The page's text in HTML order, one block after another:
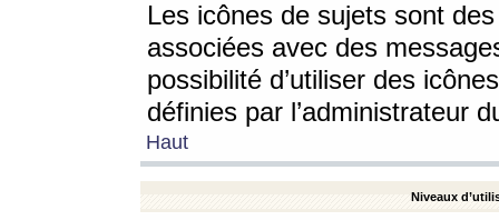
Les icônes de sujets sont
associées avec des
possibilité d’utiliser des
définies par l’administrateur
Haut
Niveaux